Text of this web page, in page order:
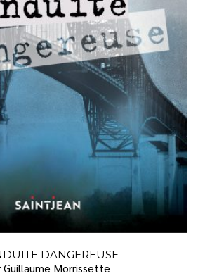
DANGEREUSE
Guillaume Morrissette